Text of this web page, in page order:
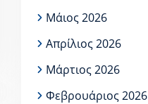
Μάιος 2026
Απρίλιος 2026
Μάρτιος 2026
Φεβρουάριος 2026